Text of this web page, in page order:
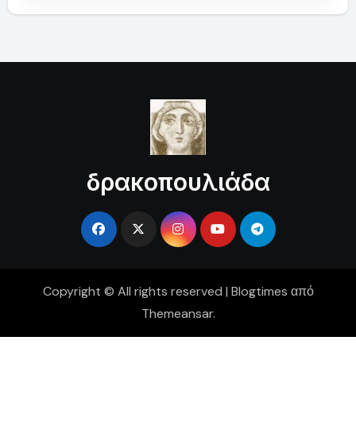
δρακοπουλιάδα
Copyright © All rights reserved | Blogtimes από
Themeansar.